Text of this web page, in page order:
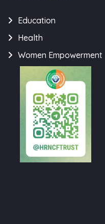
Education
Health
Women Empowerment